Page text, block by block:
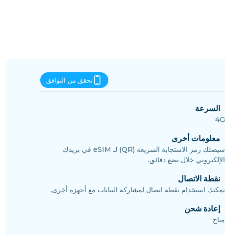
تحقق من التوافق
السرعة
4G
معلومات أخرى
سيصلك رمز الاستجابة السريعة (QR) لـ eSIM في بريدك
الإلكتروني خلال بضع دقائق.
نقطة الاتصال
يمكنك استخدام نقطة اتصال لمشاركة البيانات مع أجهزة أخرى.
إعادة شحن
متاح